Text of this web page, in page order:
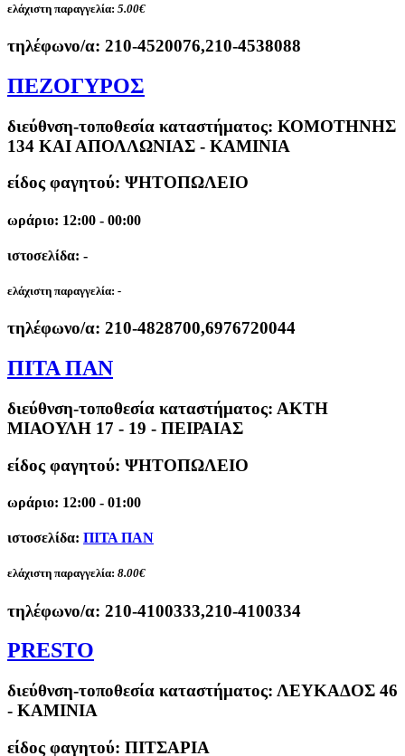
ελάχιστη παραγγελία: 5.00€
τηλέφωνο/α: 210-4520076,210-4538088
ΠΕΖΟΓΥΡΟΣ
διεύθνση-τοποθεσία καταστήματος: ΚΟΜΟΤΗΝΗΣ
134 ΚΑΙ ΑΠΟΛΛΩΝΙΑΣ - ΚΑΜΙΝΙΑ
είδος φαγητού: ΨΗΤΟΠΩΛΕΙΟ
ωράριο: 12:00 - 00:00
ιστοσελίδα: -
ελάχιστη παραγγελία: -
τηλέφωνο/α: 210-4828700,6976720044
ΠΙΤΑ ΠΑΝ
διεύθνση-τοποθεσία καταστήματος: ΑΚΤΗ
ΜΙΑΟΥΛΗ 17 - 19 - ΠΕΙΡΑΙΑΣ
είδος φαγητού: ΨΗΤΟΠΩΛΕΙΟ
ωράριο: 12:00 - 01:00
ιστοσελίδα: ΠΙΤΑ ΠΑΝ
ελάχιστη παραγγελία: 8.00€
τηλέφωνο/α: 210-4100333,210-4100334
PRESTO
διεύθνση-τοποθεσία καταστήματος: ΛΕΥΚΑΔΟΣ 46
- ΚΑΜΙΝΙΑ
είδος φαγητού: ΠΙΤΣΑΡΙΑ